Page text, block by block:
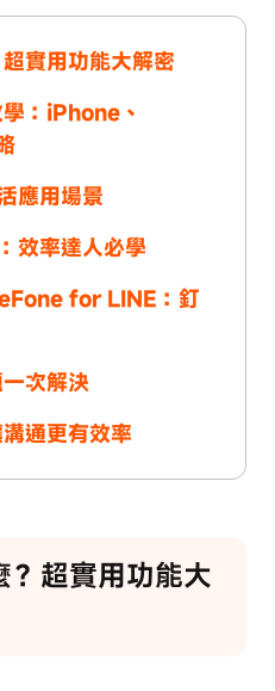
實用功能大解密
：iPhone、
應用場景
效率達人必學
for LINE：釘
次解決
通更有效率
超實用功能大